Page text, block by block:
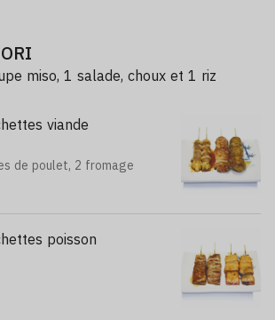
miso, 1 salade, choux et 1 riz
viande
de poulet, 2 fromage
poisson